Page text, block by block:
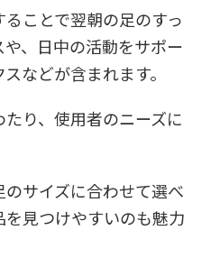
ことで翌朝の足のすっ
、日中の活動をサポー
などが含まれます。
り、使用者のニーズに
サイズに合わせて選べ
見つけやすいのも魅力